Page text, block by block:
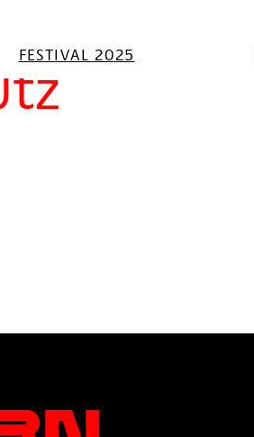
FESTIVAL 2025